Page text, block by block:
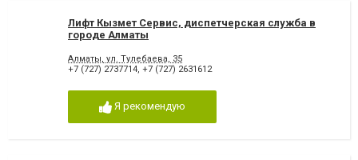
Лифт Кызмет Сервис, диспетчерская служба в
городе Алматы
Алматы, ул. Тулебаева, 35
+7 (727) 2737714, +7 (727) 2631612
Я рекомендую